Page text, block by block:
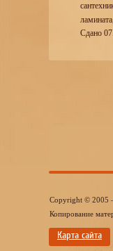
Сдано
Copyright © 2005
Копирование
Карта сайта